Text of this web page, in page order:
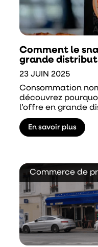
Comment le
grande
23 JUIN 2025
Consommation
découvrez
l’offre en grande
En savoir plus
Commerce de